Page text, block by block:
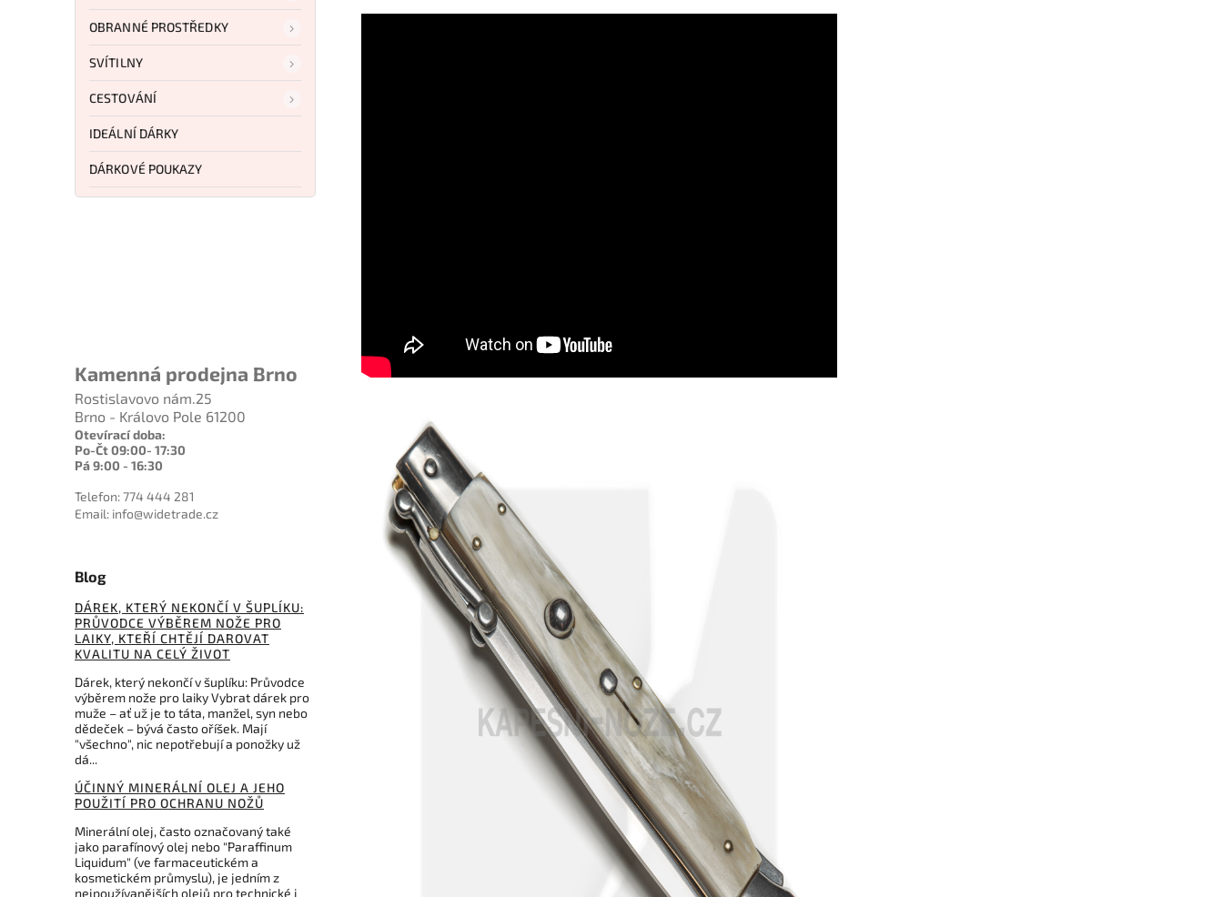
OBRANNÉ PROSTŘEDKY
SVÍTILNY
CESTOVÁNÍ
IDEÁLNÍ DÁRKY
DÁRKOVÉ POUKAZY
Kamenná prodejna Brno
Rostislavovo nám.25
Brno - Královo Pole 61200
Otevírací doba:
Po-Čt 09:00- 17:30
Pá 9:00 - 16:30
Telefon: 774 444 281
Email: info@widetrade.cz
Blog
DÁREK, KTERÝ NEKONČÍ V ŠUPLÍKU:
PRŮVODCE VÝBĚREM NOŽE PRO
LAIKY, KTEŘÍ CHTĚJÍ DAROVAT
KVALITU NA CELÝ ŽIVOT
Dárek, který nekončí v šuplíku: Průvodce
výběrem nože pro laiky Vybrat dárek pro
muže – ať už je to táta, manžel, syn nebo
dědeček – bývá často oříšek. Mají
"všechno", nic nepotřebují a ponožky už
dá...
ÚČINNÝ MINERÁLNÍ OLEJ A JEHO
POUŽITÍ PRO OCHRANU NOŽŮ
Minerální olej, často označovaný také
jako parafínový olej nebo "Paraffinum
Liquidum" (ve farmaceutickém a
kosmetickém průmyslu), je jedním z
nejpoužívanějších olejů pro technické i